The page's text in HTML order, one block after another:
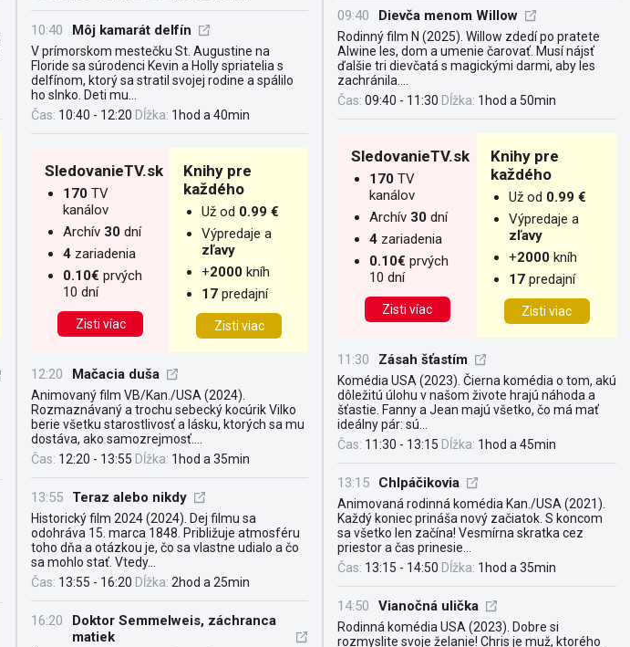
10:40 Môj kamarát delfín
V prímorskom mestečku St. Augustine na
Floride sa súrodenci Kevin a Holly spriatelia s
delfínom, ktorý sa stratil svojej rodine a spálilo
ho slnko. Deti mu...
Čas: 10:40 - 12:20 Dĺžka: 1hod a 40min
SledovanieTV.sk
170 TV
kanálov
Archív 30 dní
4 zariadenia
0.10€ prvých
10 dní
Zisti víac
Knihy pre
každého
Už od 0.99 €
Výpredaje a
zľavy
+2000 kníh
17 predajní
Zisti viac
12:20 Mačacia duša
Animovaný film VB/Kan./USA (2024).
Rozmaznávaný a trochu sebecký kocúrik Vilko
berie všetku starostlivosť a lásku, ktorých sa mu
dostáva, ako samozrejmosť....
Čas: 12:20 - 13:55 Dĺžka: 1hod a 35min
13:55 Teraz alebo nikdy
Historický film 2024 (2024). Dej filmu sa
odohráva 15. marca 1848. Približuje atmosféru
toho dňa a otázkou je, čo sa vlastne udialo a čo
sa mohlo stať. Vtedy...
Čas: 13:55 - 16:20 Dĺžka: 2hod a 25min
16:20
Doktor Semmelweis, záchranca
matiek
09:40 Dievča menom Willow
Rodinný film N (2025). Willow zdedí po pratete
Alwine les, dom a umenie čarovať. Musí nájsť
ďalšie tri dievčatá s magickými darmi, aby les
zachránila....
Čas: 09:40 - 11:30 Dĺžka: 1hod a 50min
SledovanieTV.sk
170 TV
kanálov
Archív 30 dní
4 zariadenia
0.10€ prvých
10 dní
Zisti víac
Knihy pre
každého
Už od 0.99 €
Výpredaje a
zľavy
+2000 kníh
17 predajní
Zisti viac
11:30 Zásah šťastím
Komédia USA (2023). Čierna komédia o tom, akú
dôležitú úlohu v našom živote hrajú náhoda a
šťastie. Fanny a Jean majú všetko, čo má mať
ideálny pár: sú...
Čas: 11:30 - 13:15 Dĺžka: 1hod a 45min
13:15 Chlpáčikovia
Animovaná rodinná komédia Kan./USA (2021).
Každý koniec prináša nový začiatok. S koncom
sa všetko len začína! Vesmírna skratka cez
priestor a čas prinesie...
Čas: 13:15 - 14:50 Dĺžka: 1hod a 35min
14:50 Vianočná ulička
Rodinná komédia USA (2023). Dobre si
rozmyslite svoje želanie! Chris je muž, ktorého